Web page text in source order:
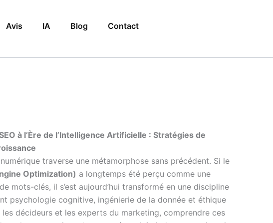
Avis IA Blog Contact
à l’Ère de l’Intelligence Artificielle : Stratégies de
traverse une métamorphose sans précédent. Si le
Optimization) a longtemps été perçu comme une
mots-clés, il s’est aujourd’hui transformé en une discipline
psychologie cognitive, ingénierie de la donnée et éthique
les décideurs et les experts du marketing, comprendre ces